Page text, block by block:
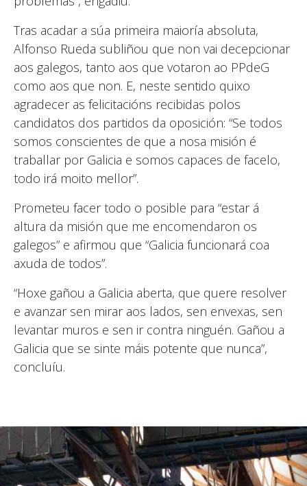
Tras acadar a súa primeira maioría absoluta,
Alfonso Rueda subliñou que non vai decepcionar
aos galegos, tanto aos que votaron ao PPdeG
como aos que non. E, neste sentido quixo
agradecer as felicitacións recibidas polos
candidatos dos partidos da oposición: “Se todos
somos conscientes de que a nosa misión é
traballar por Galicia e somos capaces de facelo,
todo irá moito mellor”.
Prometeu facer todo o posible para “estar á
altura da misión que me encomendaron os
galegos” e afirmou que “Galicia funcionará coa
axuda de todos”.
“Hoxe gañou a Galicia aberta, que quere resolver
e avanzar sen mirar aos lados, sen envexas, sen
levantar muros e sen ir contra ninguén. Gañou a
Galicia que se sinte máis potente que nunca”,
concluíu.